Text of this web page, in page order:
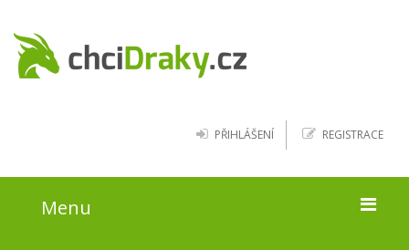
PŘIHLÁŠENÍ REGISTRACE
Menu